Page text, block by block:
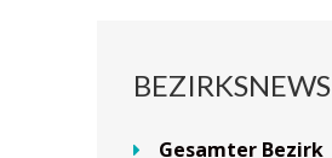
BEZIRKSNEWS
Gesamter Bezirk